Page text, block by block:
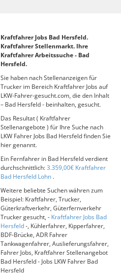
Kraftfahrer Jobs Bad Hersfeld.
Kraftfahrer Stellenmarkt. Ihre
Kraftfahrer Arbeitssuche - Bad
Hersfeld.
Sie haben nach Stellenanzeigen für
Trucker im Bereich Kraftfahrer Jobs auf
LKW-Fahrer-gesucht.com, die den Inhalt
– Bad Hersfeld - beinhalten, gesucht.
Das Resultat ( Kraftfahrer
Stellenangebote ) für Ihre Suche nach
LKW Fahrer Jobs Bad Hersfeld finden Sie
hier genannt.
Ein Fernfahrer in Bad Hersfeld verdient
durchschnittlich:3.359,00€ Kraftfahrer
Bad Hersfeld Lohn .
Weitere beliebte Suchen währen zum
Beispiel: Kraftfahrer, Trucker,
Güterkraftverkehr, Güterfernverkehr
Trucker gesucht, - Kraftfahrer Jobs Bad
Hersfeld-, Kühlerfahrer, Kipperfahrer,
BDF-Brücke, ADR Fahrer
Tankwagenfahrer, Auslieferungsfahrer,
Fahrer Jobs, Kraftfahrer Stellenangebot
Bad Hersfeld - Jobs LKW Fahrer Bad
Hersfeld